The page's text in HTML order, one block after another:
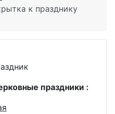
к празднику
праздники :